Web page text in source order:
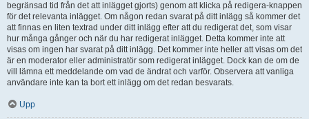
begränsad tid från det att inlägget gjorts) genom att klicka på redigera-knappen
för det relevanta inlägget. Om någon redan svarat på ditt inlägg så kommer det
att finnas en liten textrad under ditt inlägg efter att du redigerat det, som visar
hur många gånger och när du har redigerat inlägget. Detta kommer inte att
visas om ingen har svarat på ditt inlägg. Det kommer inte heller att visas om det
är en moderator eller administratör som redigerat inlägget. Dock kan de om de
vill lämna ett meddelande om vad de ändrat och varför. Observera att vanliga
användare inte kan ta bort ett inlägg om det redan besvarats.
Upp